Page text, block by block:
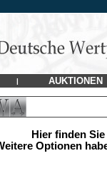
| AUKTIONEN
Hier finden
Optionen